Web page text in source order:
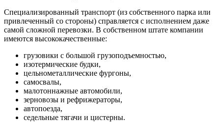
Специализированный транспорт (из собственного парка или
привлеченный со стороны) справляется с исполнением даже
самой сложной перевозки. В собственном штате компании
имеются высококачественные:
грузовики с большой грузоподъемностью,
изотермические будки,
цельнометаллические фургоны,
самосвалы,
малотоннажные автомобили,
зерновозы и рефрижераторы,
автопоезда,
седельные тягачи и цистерны.